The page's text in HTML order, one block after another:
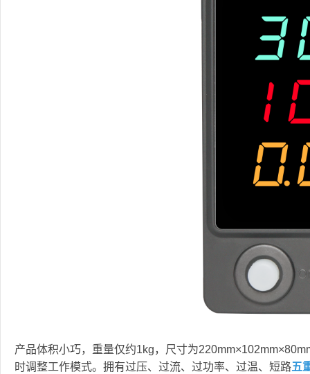
产品体积小巧，重量仅约1kg，尺寸为
时调整工作模式。拥有过压、过流、过功率、过温、短路五